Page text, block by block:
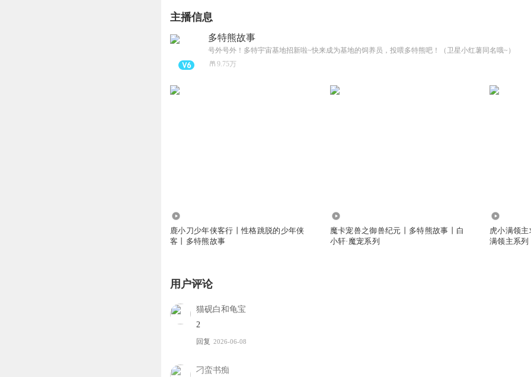
主播信息
多特熊故事
号外号外！多特宇宙基地招新啦~快来成为基地的饲养员，投喂多特熊吧！（卫星小红薯同名哦~）
9.75万
鹿小刀少年侠客行丨性格跳脱的少年侠
客丨多特熊故事
魔卡宠兽之御兽纪元丨多特熊故事丨白
小轩·魔宠系列
虎小满领
满领主系列
用户评论
猫砚白和龟宝
2
回复 2026-06-08
刁蛮书痴